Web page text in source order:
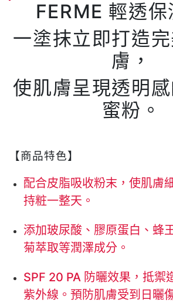
FERME 輕透保
一塗抹立即打造
膚，
使肌膚呈現透明
蜜粉。
【商品特色】
配合皮脂吸收粉末，使肌膚
持粧一整天。
添加玻尿酸、膠原蛋白、蜂
菊萃取等潤澤成分。
SPF 20 PA 防曬效果，抵禦
紫外線。預防肌膚受到日曬